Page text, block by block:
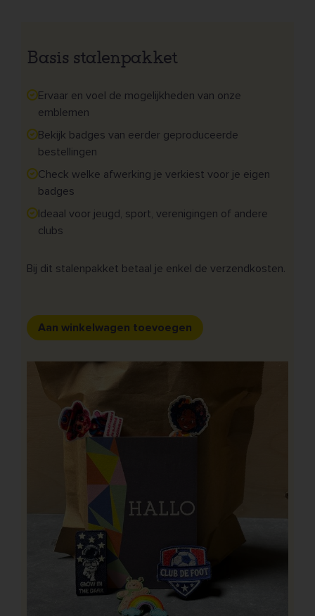
Basis stalenpakket
Ervaar en voel de mogelijkheden van onze
emblemen
Bekijk badges van eerder geproduceerde
bestellingen
Check welke afwerking je verkiest voor je eigen
badges
Ideaal voor jeugd, sport, verenigingen of andere
clubs
Bij dit stalenpakket betaal je enkel de verzendkosten.
Aan winkelwagen toevoegen